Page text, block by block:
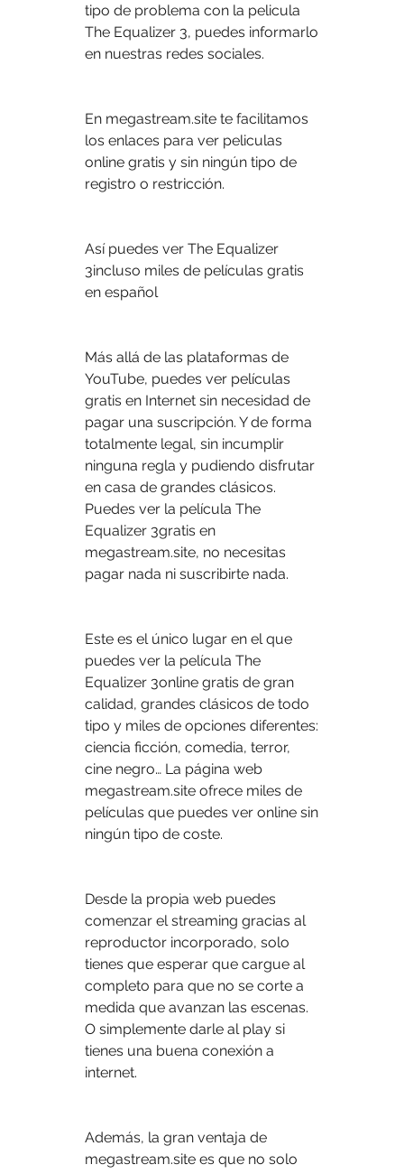
tipo de problema con la pelicula
The Equalizer 3, puedes informarlo
en nuestras redes sociales.
En megastream.site te facilitamos
los enlaces para ver peliculas
online gratis y sin ningún tipo de
registro o restricción.
Así puedes ver The Equalizer
3incluso miles de películas gratis
en español
Más allá de las plataformas de
YouTube, puedes ver películas
gratis en Internet sin necesidad de
pagar una suscripción. Y de forma
totalmente legal, sin incumplir
ninguna regla y pudiendo disfrutar
en casa de grandes clásicos.
Puedes ver la película The
Equalizer 3gratis en
megastream.site, no necesitas
pagar nada ni suscribirte nada.
Este es el único lugar en el que
puedes ver la película The
Equalizer 3online gratis de gran
calidad, grandes clásicos de todo
tipo y miles de opciones diferentes:
ciencia ficción, comedia, terror,
cine negro… La página web
megastream.site ofrece miles de
películas que puedes ver online sin
ningún tipo de coste.
Desde la propia web puedes
comenzar el streaming gracias al
reproductor incorporado, solo
tienes que esperar que cargue al
completo para que no se corte a
medida que avanzan las escenas.
O simplemente darle al play si
tienes una buena conexión a
internet.
Además, la gran ventaja de
megastream.site es que no solo